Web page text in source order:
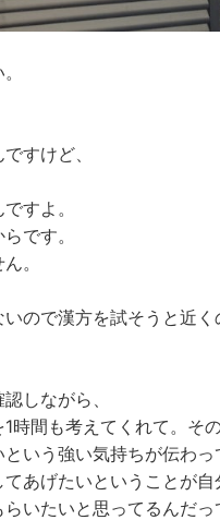
すけど、
すよ。
です。
。
ので漢方を試そうと近
しながら、
間も考えてくれて。そ
いう強い気持ちが伝わっ
あげたいということが自
いたいと思ってるんだっ